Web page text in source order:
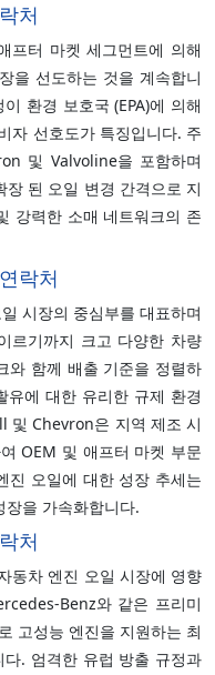
처
프터 마켓 세그먼트에 의해
을 선도하는 것을 계속합니
환경 보호국 (EPA)에 의해
자 선호도가 특징입니다. 주
및 Valvoline을 포함하며
된 오일 변경 간격으로 지
강력한 소매 네트워크의 존
락처
시장의 중심부를 대표하며
르기까지 크고 다양한 차량
와 함께 배출 기준을 정렬하
유에 대한 유리한 규제 환경
및 Chevron은 지역 제조 시
OEM 및 애프터 마켓 부문
진 오일에 대한 성장 추세는
을 가속화합니다.
처
동차 엔진 오일 시장에 영향
Benz와 같은 프리미
고성능 엔진을 지원하는 최
. 엄격한 유럽 방출 규정과